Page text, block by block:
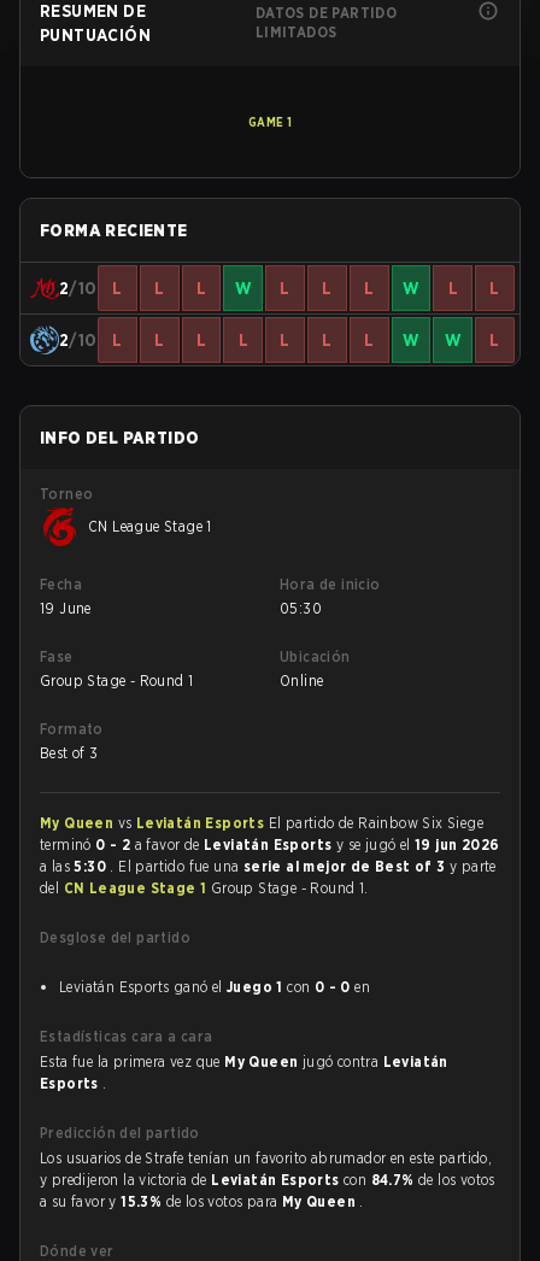
RESUMEN DE
PUNTUACIÓN
DATOS DE PARTIDO
LIMITADOS
GAME 1
FORMA RECIENTE
2/10 L L L W L L L W L L
2/10 L L L L L L L W W L
INFO DEL PARTIDO
Torneo
CN League Stage 1
Fecha
19 June
Hora de inicio
05:30
Fase
Group Stage - Round 1
Ubicación
Online
Formato
Best of 3
My Queen vs Leviatán Esports El partido de Rainbow Six Siege
terminó 0 - 2 a favor de Leviatán Esports y se jugó el19 jun 2026
a las5:30 . El partido fue una serie al mejor de Best of 3y parte
del CN League Stage 1 Group Stage - Round 1.
Desglose del partido
Leviatán Esports ganó el Juego 1 con 0 - 0 en
Estadísticas cara a cara
Esta fue la primera vez que My Queen jugó contra Leviatán
Esports .
Predicción del partido
Los usuarios de Strafe tenían un favorito abrumador en este partido,
y predijeron la victoria de Leviatán Esportscon 84.7%de los votos
a su favor y15.3% de los votos para My Queen .
Dónde ver